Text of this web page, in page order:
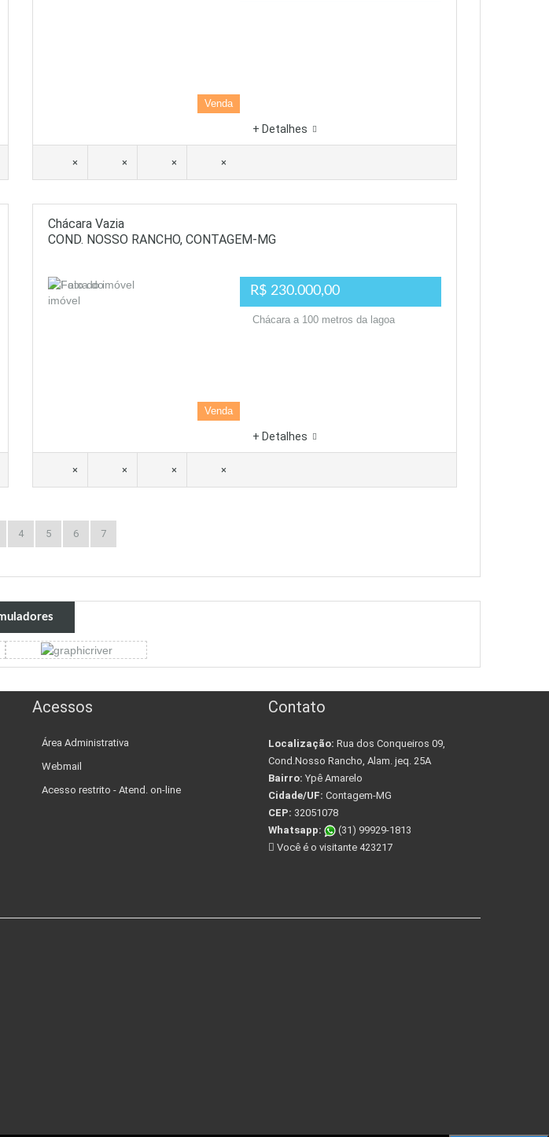
Venda
+ Detalhes
× × × ×
Chácara Vazia
COND. NOSSO RANCHO, CONTAGEM-MG
Venda
R$ 230.000,00
Chácara a 100 metros da lagoa
+ Detalhes
× × × ×
4 5 6 7
Acessos
Área Administrativa
Webmail
Acesso restrito - Atend. on-line
Contato
Localização: Rua dos Conqueiros 09,
Cond.Nosso Rancho, Alam. jeq. 25A
Bairro: Ypê Amarelo
Cidade/UF: Contagem-MG
CEP: 32051078
Whatsapp:
(31) 99929-1813
Você é o visitante 423217